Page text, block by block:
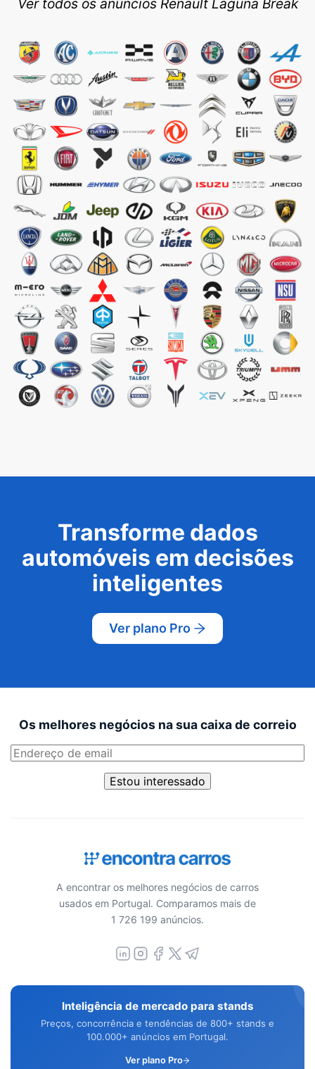
Ver todos os anúncios Renault Laguna Break
Transforme dados
automóveis em decisões
inteligentes
Ver plano Pro
Os melhores negócios na sua caixa de correio
Estou interessado
A encontrar os melhores negócios de carros
usados em Portugal. Comparamos mais de
1 726 199 anúncios.
Inteligência de mercado para stands
Preços, concorrência e tendências de 800+ stands e
100.000+ anúncios em Portugal.
Ver plano Pro